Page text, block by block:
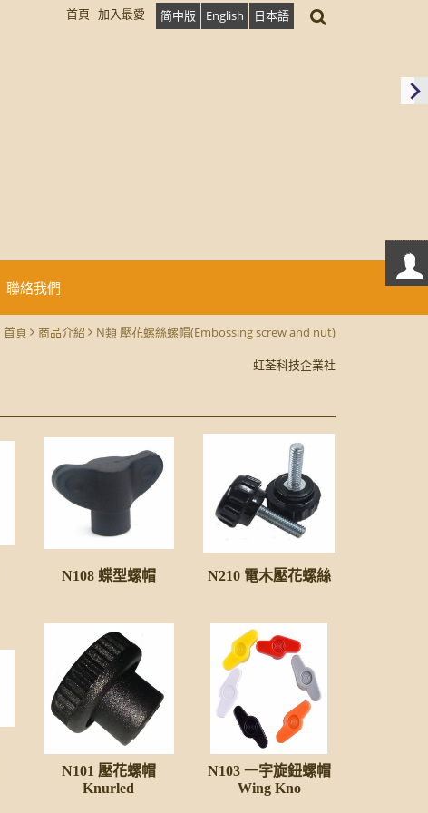
首頁 加入最愛 简中版 English 日本語
聯絡我們
首頁 商品介紹
N類 壓花螺絲螺帽(Embossing screw and nut)
虹荃科技企業社
N108 蝶型螺帽 N210 電木壓花螺絲
N101 壓花螺帽
Knurled
N103 一字旋鈕螺帽
Wing Kno